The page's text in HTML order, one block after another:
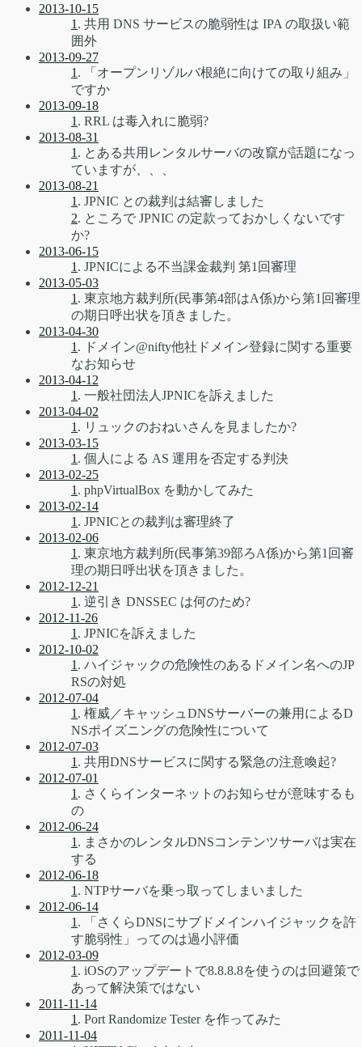
2013-10-15
1 . 共用 DNS サービスの脆弱性は IPA の取扱い範
囲外
2013-09-27
1 . 「オープンリゾルバ根絶に向けての取り組み」
ですか
2013-09-18
1 . RRL は毒入れに脆弱?
2013-08-31
1 . とある共用レンタルサーバの改竄が話題になっ
ていますが、、、
2013-08-21
1 . JPNIC との裁判は結審しました
2. ところで JPNIC の定款っておかしくないです
か?
2013-06-15
1 . JPNICによる不当課金裁判 第1回審理
2013-05-03
1 . 東京地方裁判所(民事第4部はA係)から第1回審理
の期日呼出状を頂きました。
2013-04-30
1 . ドメイン@nifty他社ドメイン登録に関する重要
なお知らせ
2013-04-12
1 . 一般社団法人JPNICを訴えました
2013-04-02
1 . リュックのおねいさんを見ましたか?
2013-03-15
1 . 個人による AS 運用を否定する判決
2013-02-25
1 . phpVirtualBox を動かしてみた
2013-02-14
1 . JPNICとの裁判は審理終了
2013-02-06
1 . 東京地方裁判所(民事第39部ろA係)から第1回審
理の期日呼出状を頂きました。
2012-12-21
1 . 逆引き DNSSEC は何のため?
2012-11-26
1 . JPNICを訴えました
2012-10-02
1 . ハイジャックの危険性のあるドメイン名へのJP
RSの対処
2012-07-04
1 . 権威／キャッシュDNSサーバーの兼用によるD
NSポイズニングの危険性について
2012-07-03
1 . 共用DNSサービスに関する緊急の注意喚起?
2012-07-01
1 . さくらインターネットのお知らせが意味するも
の
2012-06-24
1 . まさかのレンタルDNSコンテンツサーバは実在
する
2012-06-18
1 . NTPサーバを乗っ取ってしまいました
2012-06-14
1 . 「さくらDNSにサブドメインハイジャックを許
す脆弱性」ってのは過小評価
2012-03-09
1 . iOSのアップデートで8.8.8.8を使うのは回避策で
あって解決策ではない
2011-11-14
1 . Port Randomize Tester を作ってみた
2011-11-04